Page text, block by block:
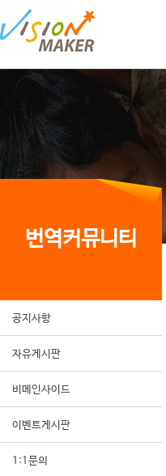
메인메뉴로 이동
메인메뉴 건너뛰고 본문으로 이동
번역커뮤니티
공지사항
자유게시판
비메인사이드
이벤트게시판
1:1문의